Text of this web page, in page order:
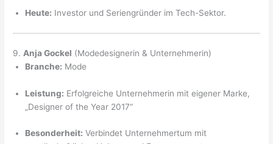
Heute: Investor und Seriengründer im Tech-Sektor.
9. Anja Gockel (Modedesignerin & Unternehmerin)
Branche: Mode
Leistung: Erfolgreiche Unternehmerin mit eigener Marke,
„Designer of the Year 2017“
Besonderheit: Verbindet Unternehmertum mit